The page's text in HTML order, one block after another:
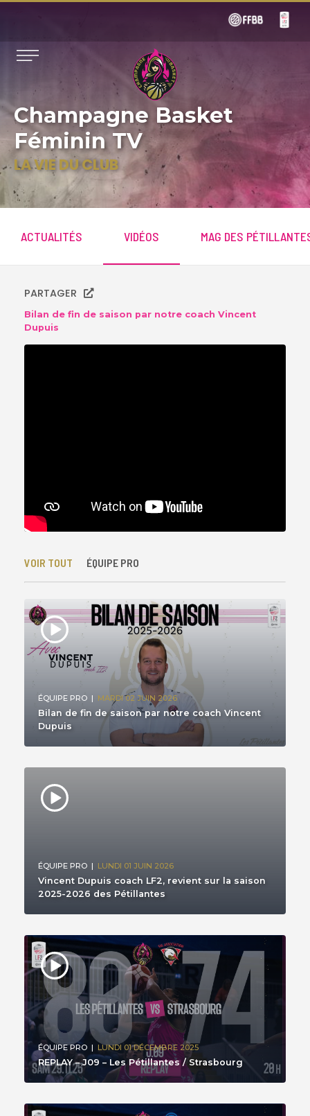
Champagne Basket
Féminin TV
LA VIE DU CLUB
ACTUALITÉS VIDÉOS MAG DES
Bilan de fin de saison par notre coach Vincent
Dupuis
PARTAGER
VOIR TOUT ÉQUIPE PRO
ÉQUIPE PRO | MARDI 02 JUIN 2026
Bilan de fin de saison par notre coach Vincent
Dupuis
ÉQUIPE PRO | LUNDI 01 JUIN 2026
Vincent Dupuis coach LF2, revient sur la saison
2025-2026 des Pétillantes
ÉQUIPE PRO | LUNDI 01 DÉCEMBRE 2025
REPLAY – J09 – Les Pétillantes / Strasbourg